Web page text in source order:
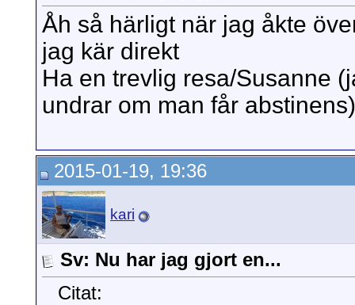
Åh så härligt när jag åkte
jag kär direkt
Ha en trevlig resa/Susanne
undrar om man får abstinens)
2015-01-19, 19:36
kari
Sv: Nu har jag gjort en...
Citat: